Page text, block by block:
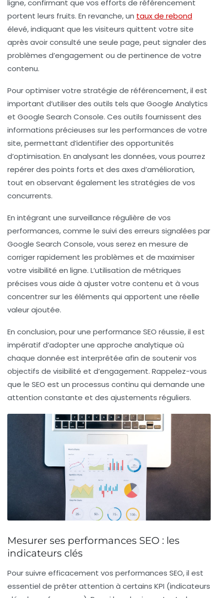
ligne, confirmant que vos efforts de référencement
portent leurs fruits. En revanche, un taux de rebond
élevé, indiquant que les visiteurs quittent votre site
après avoir consulté une seule page, peut signaler des
problèmes d’engagement ou de pertinence de votre
contenu.
Pour optimiser votre stratégie de référencement, il est
important d’utiliser des outils tels que Google Analytics
et Google Search Console. Ces outils fournissent des
informations précieuses sur les performances de votre
site, permettant d’identifier des opportunités
d’optimisation. En analysant les données, vous pourrez
repérer des points forts et des axes d’amélioration,
tout en observant également les stratégies de vos
concurrents.
En intégrant une surveillance régulière de vos
performances, comme le suivi des erreurs signalées par
Google Search Console, vous serez en mesure de
corriger rapidement les problèmes et de maximiser
votre visibilité en ligne. L’utilisation de métriques
précises vous aide à ajuster votre contenu et à vous
concentrer sur les éléments qui apportent une réelle
valeur ajoutée.
En conclusion, pour une performance SEO réussie, il est
impératif d’adopter une approche analytique où
chaque donnée est interprétée afin de soutenir vos
objectifs de visibilité et d’engagement. Rappelez-vous
que le SEO est un processus continu qui demande une
attention constante et des ajustements réguliers.
Mesurer ses performances SEO : les
indicateurs clés
Poursuivre efficacement vos performances SEO, il est
essentiel de prêter attention à certains KPI (indicateurs